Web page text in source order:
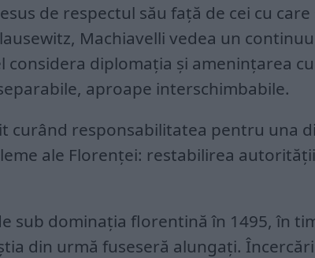
de respectul său față de cei cu
Machiavelli vedea un
considera diplomația și amenințarea
aproape interschimbabile.
curând responsabilitatea pentru una
ale Florenței: restabilirea
sub dominația florentină în 1495, în
din urmă fuseseră alungați.